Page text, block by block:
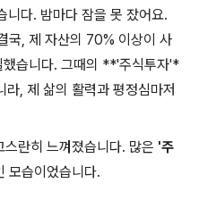
니다. 밤마다 잠을 못 잤어요.
국, 제 자산의 70% 이상이 사
했습니다. 그때의 **'주식투자'*
, 제 삶의 활력과 평정심마저
란히 느껴졌습니다. 많은 '주
모습이었습니다.